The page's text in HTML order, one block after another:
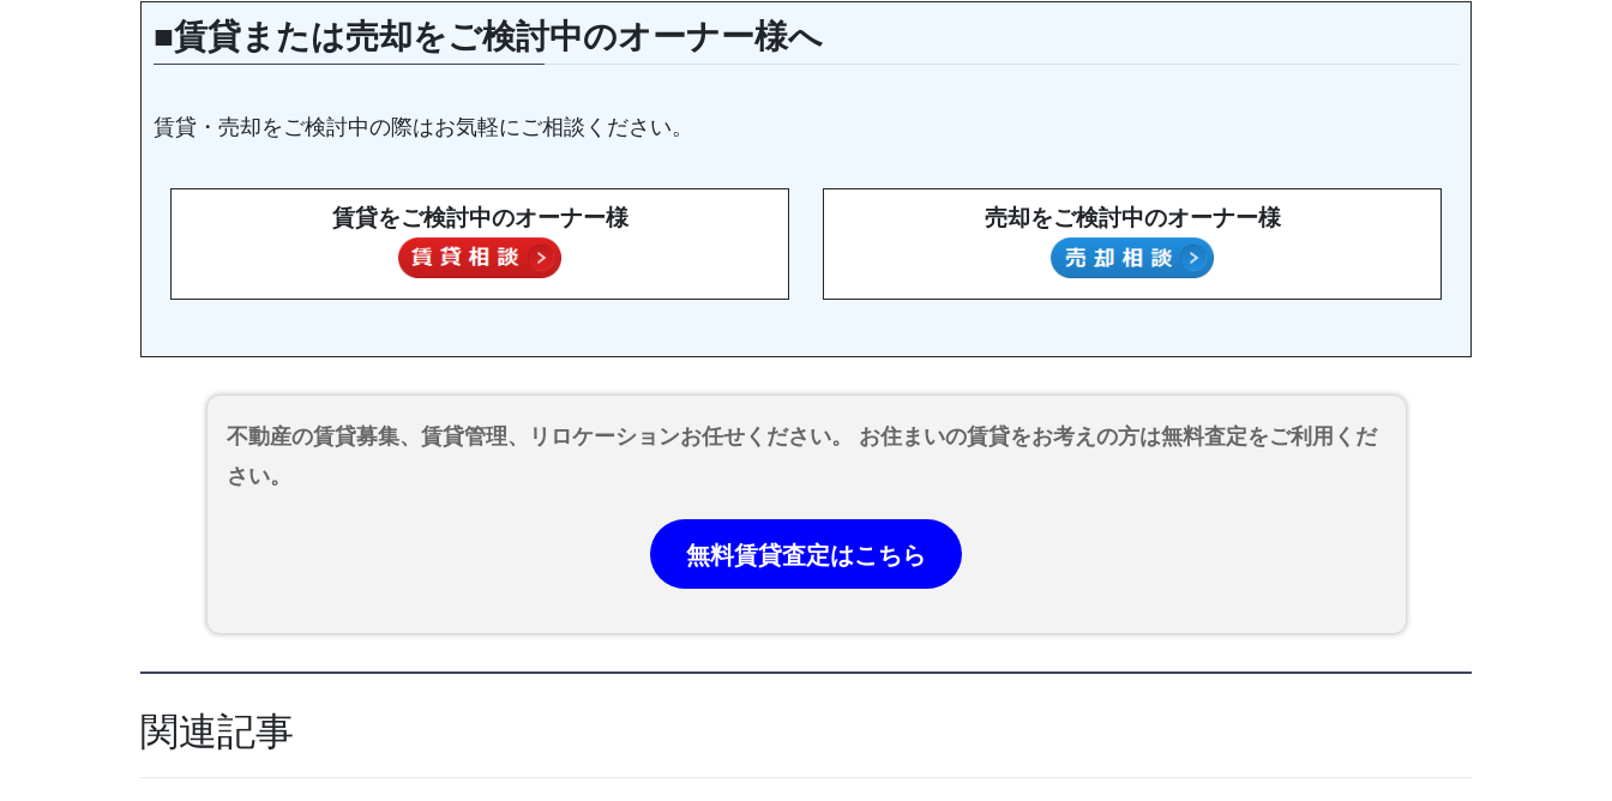
■賃貸または売却をご検討中のオーナー様へ
賃貸・売却をご検討中の際はお気軽にご相談ください。
賃貸をご検討中のオーナー様 売却をご検討中のオーナー様
不動産の賃貸募集、賃貸管理、リロケーションお任せください。 お住まいの賃貸をお考えの方は無料査定をご利用くだ
さい。
無料賃貸査定はこちら
関連記事